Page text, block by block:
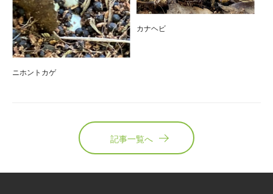
ニホントカゲ
カナヘビ
記事一覧へ